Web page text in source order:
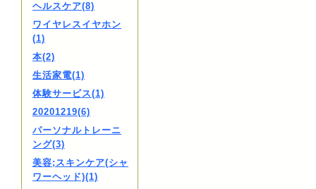
ヘルスケア(8)
ワイヤレスイヤホン
(1)
本(2)
生活家電(1)
体験サービス(1)
20201219(6)
パーソナルトレーニ
ング(3)
美容;スキンケア(シャ
ワーヘッド)(1)